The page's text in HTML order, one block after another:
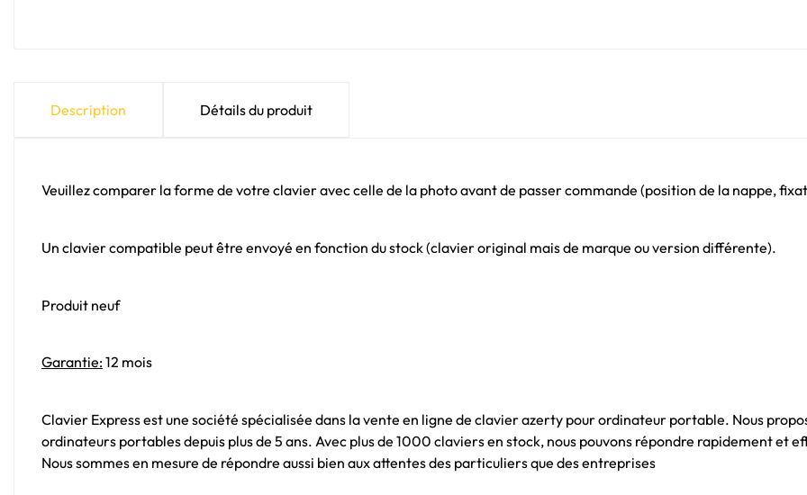
Description Détails du produit
Veuillez comparer la forme de votre clavier avec celle de la photo avant de passer commande (position de la nappe,
Un clavier compatible peut être envoyé en fonction du stock (clavier original mais de marque ou version différente).
Produit neuf
Garantie:12 mois
Clavier Express est une société spécialisée dans la vente en ligne de clavier azerty pour ordinateur portable. Nous
ordinateurs portables depuis plus de 5 ans. Avec plus de 1000 claviers en stock, nous pouvons répondre rapidement et
Nous sommes en mesure de répondre aussi bien aux attentes des particuliers que des entreprises